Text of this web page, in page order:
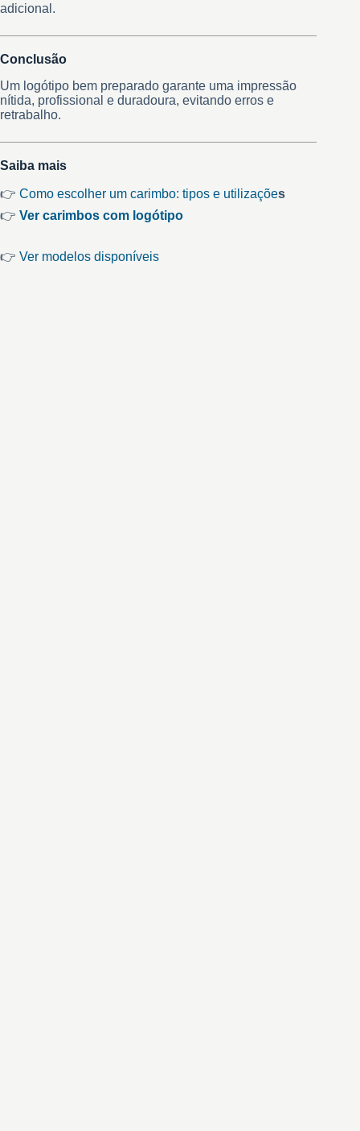
adicional.
Conclusão
Um logótipo bem preparado garante uma impressão
nítida, profissional e duradoura, evitando erros e
retrabalho.
Saiba mais
👉 Como escolher um carimbo: tipos e utilizações
👉 Ver carimbos com logótipo
👉 Ver modelos disponíveis